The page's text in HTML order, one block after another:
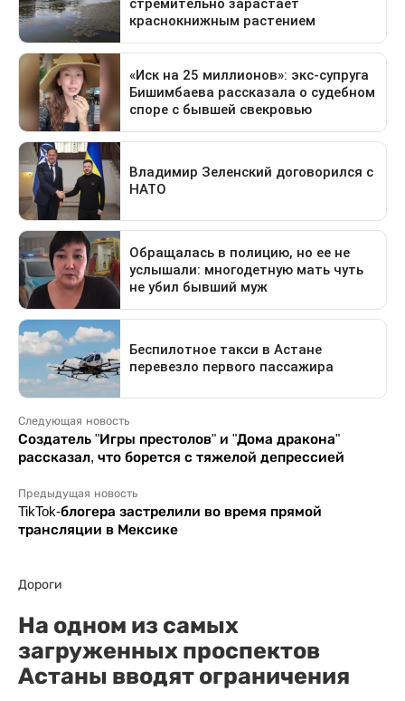
Следующая новость
Создатель "Игры престолов" и "Дома дракона"
рассказал, что борется с тяжелой депрессией
Предыдущая новость
TikTok-блогера застрелили во время прямой
трансляции в Мексике
Дороги
На одном из самых
загруженных проспектов
Астаны вводят ограничения